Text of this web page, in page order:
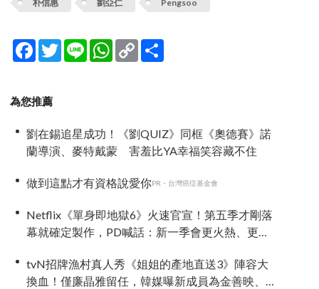
朴信惠 劉亞仁 Pengsoo
Facebook
TwitterLine WhatsApp
Copy
Link
為您推薦
劉在錫追星成功！《劉QUIZ》同框《奧德賽》諾
蘭導演、麥特戴蒙 害羞比YA幸福笑容藏不住
做到這點才有資格說愛你PR・台灣癌症基金會
Netflix《單身即地獄6》火速官宣！第五季才剛落
幕就確定製作，PD喊話：新一季會更火熱、更精
tvN招牌漁村真人秀《姐姐的產地直送3》陣容大
換血！僅廉晶雅留任，韓媒曝新成員為金善映、